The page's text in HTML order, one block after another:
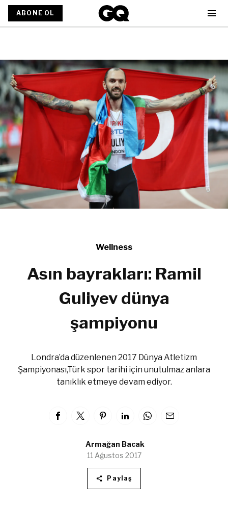
ABONE OL
Wellness
Asın bayrakları: Ramil
Guliyev dünya
şampiyonu
Londra’da düzenlenen 2017 Dünya Atletizm
Şampiyonası,Türk spor tarihi için unutulmaz anlara
tanıklık etmeye devam ediyor.
Armağan Bacak
11 Ağustos 2017
Paylaş